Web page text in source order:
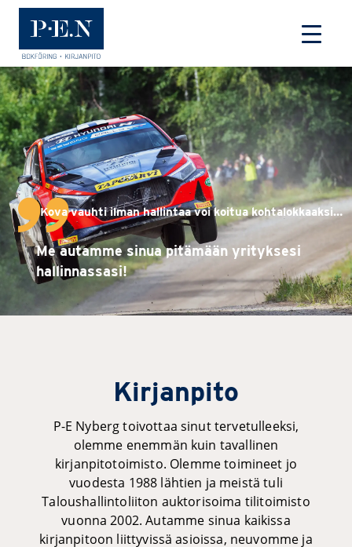
Etusivulle
Me autamme sinua pitämään yrityksesi
hallinnassasi!
Kova vauhti ilman hallintaa voi koitua kohtalokkaaksi…
Kirjanpito
P-E Nyberg toivottaa sinut tervetulleeksi,
olemme enemmän kuin tavallinen
kirjanpitotoimisto. Olemme toimineet jo
vuodesta 1988 lähtien ja meistä tuli
Taloushallintoliiton auktorisoima tilitoimisto
vuonna 2002. Autamme sinua kaikissa
kirjanpitoon liittyvissä asioissa, neuvomme ja